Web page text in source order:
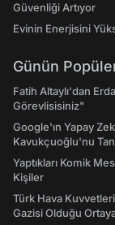
Güvenliği Artıyor
Evinin Enerjisini
Günün
Fatih Altaylı'dan
Görevlisisiniz"
Google'ın Yapay
Kavukçuoğlu'nu
Yaptıkları Komik
Kişiler
Türk Hava
Gazisi Olduğu Ortaya